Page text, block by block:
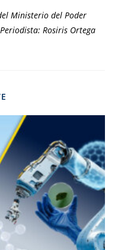
Ministerio del Poder
Rosiris Ortega